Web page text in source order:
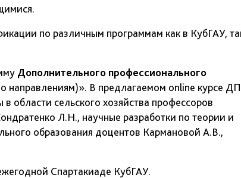
по различным программам как в КубГАУ,
Дополнительного профессионального
направлениям)». В предлагаемом online курсе
области сельского хозяйства профессоров
Л.Н., научные разработки по теории и
образования доцентов Кармановой А.В.,
Спартакиаде КубГАУ.